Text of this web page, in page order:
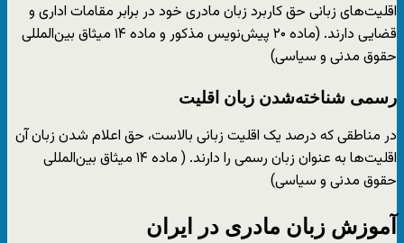
اقلیت‌های زبانی حق کاربرد زبان مادری خود در برابر مقامات اداری و
قضایی دارند. (ماده ۲۰ پیش‌نویس مذکور و ماده ۱۴ میثاق بین‌المللی
حقوق مدنی و سیاسی)
رسمی شناخته‌شدن زبان اقلیت
در مناطقی که درصد یک اقلیت‌ زبانی بالاست، حق اعلام شدن زبان آن
اقلیت‌ها به عنوان زبان رسمی را دارند. ( ماده ۱۴ میثاق بین‌المللی
حقوق مدنی و سیاسی)
آموزش زبان مادری در ایران